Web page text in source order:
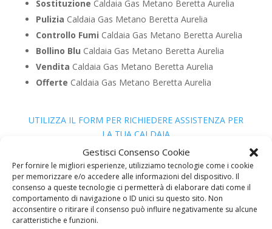
Gestisci Consenso Cookie
Per fornire le migliori esperienze, utilizziamo tecnologie come i cookie
per memorizzare e/o accedere alle informazioni del dispositivo. Il
consenso a queste tecnologie ci permetterà di elaborare dati come il
comportamento di navigazione o ID unici su questo sito. Non
acconsentire o ritirare il consenso può influire negativamente su alcune
caratteristiche e funzioni.
Sostituzione Caldaia Gas Metano Beretta Aurelia
Pulizia Caldaia Gas Metano Beretta Aurelia
Controllo Fumi Caldaia Gas Metano Beretta Aurelia
Bollino Blu Caldaia Gas Metano Beretta Aurelia
Vendita Caldaia Gas Metano Beretta Aurelia
Offerte Caldaia Gas Metano Beretta Aurelia
UTILIZZA IL FORM PER RICHIEDERE ASSISTENZA PER
LA TUA CALDAIA
Assistenza Caldaia Gasolio
Beretta